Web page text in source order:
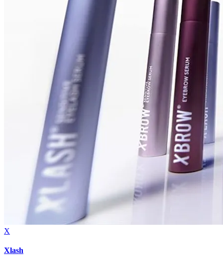
X
Xlash